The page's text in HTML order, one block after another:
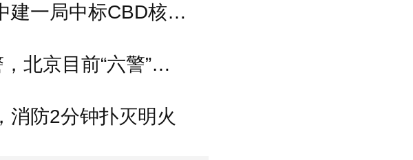
打造北京长安街沿线新地标！中建一局中标CBD核心区Z9地块项目
“五警”齐发，加上高温黄色预警，北京目前“六警”生效中
消防2分钟扑灭明火